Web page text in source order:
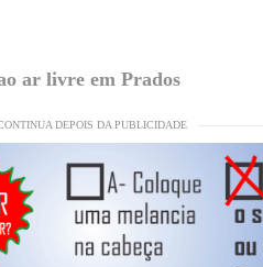
ar livre em Prados
DEPOIS DA PUBLICIDADE